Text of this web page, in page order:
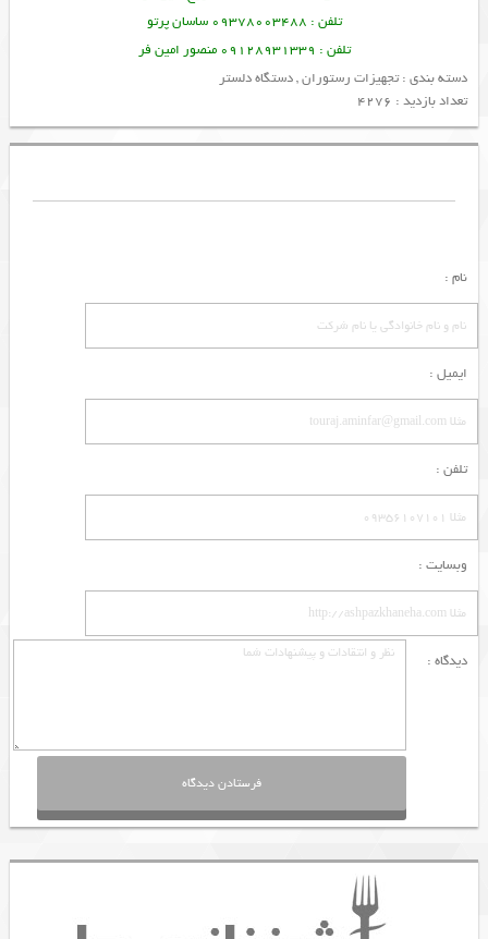
تلفن : 09378003488 ساسان پرتو
تلفن : 09128931339 منصور امین فر
دسته بندی :تجهیزات رستوران,دستگاه دلستر
تعداد بازدید : 4276
نام :
ایمیل :
تلفن :
وبسایت :
دیدگاه :